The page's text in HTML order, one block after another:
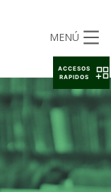
MENÚ
ACCESOS
RAPIDOS